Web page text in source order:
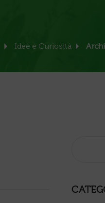
Idee e Curiosità